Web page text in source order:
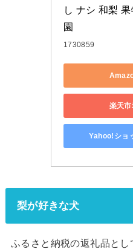
し ナシ 和梨
園
1730859
楽天
Yahoo!ショ
梨が好きな犬
ふるさと納税の返礼品とし